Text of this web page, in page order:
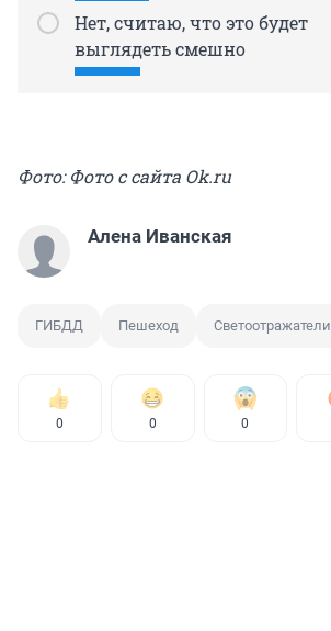
Нет, считаю, что это будет
выглядеть смешно
Фото: Фото с сайта Ok.ru
Алена Иванская
ГИБДД Пешеход Светоотражатели
0 0 0